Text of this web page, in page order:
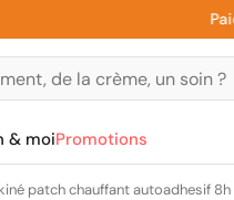
& moiPromotions
patch chauffant autoadhesif